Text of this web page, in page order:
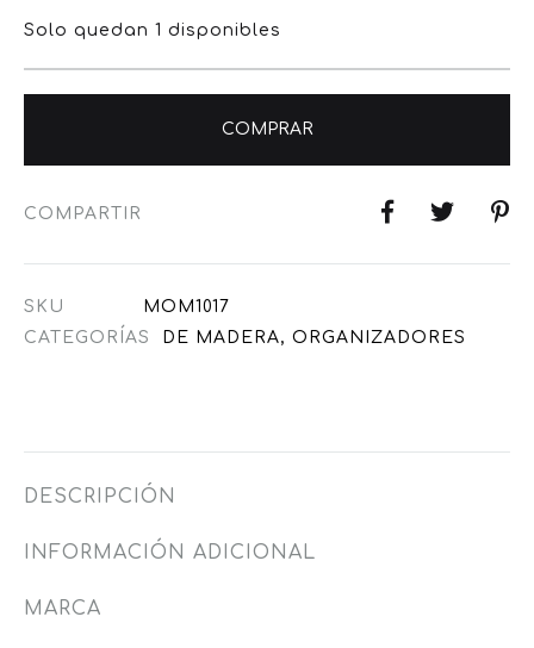
Solo quedan 1 disponibles
COMPRAR
COMPARTIR
SKU
MOM1017
CATEGORÍAS
DE MADERA, ORGANIZADORES
DESCRIPCIÓN
INFORMACIÓN ADICIONAL
MARCA